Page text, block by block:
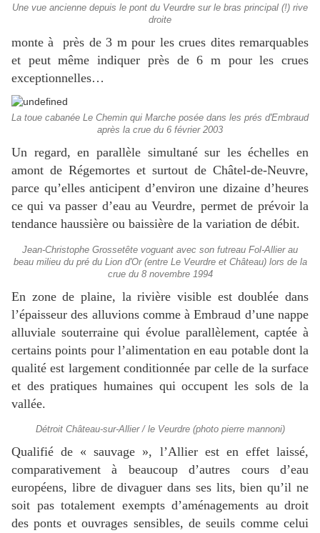
Une vue ancienne depuis le pont du Veurdre sur le bras principal (!) rive
droite
monte à près de 3 m pour les crues dites remarquables
et peut même indiquer près de 6 m pour les crues
exceptionnelles…
La toue cabanée Le Chemin qui Marche posée dans les prés d'Embraud
après la crue du 6 février 2003
Un regard, en parallèle simultané sur les échelles en
amont de Régemortes et surtout de Châtel-de-Neuvre,
parce qu’elles anticipent d’environ une dizaine d’heures
ce qui va passer d’eau au Veurdre, permet de prévoir la
tendance haussière ou baissière de la variation de débit.
Jean-Christophe Grossetête voguant avec son futreau Fol-Allier au
beau milieu du pré du Lion d'Or (entre Le Veurdre et Château) lors de la
crue du 8 novembre 1994
En zone de plaine, la rivière visible est doublée dans
l’épaisseur des alluvions comme à Embraud d’une nappe
alluviale souterraine qui évolue parallèlement, captée à
certains points pour l’alimentation en eau potable dont la
qualité est largement conditionnée par celle de la surface
et des pratiques humaines qui occupent les sols de la
vallée.
Détroit Château-sur-Allier / le Veurdre (photo pierre mannoni)
Qualifié de « sauvage », l’Allier est en effet laissé,
comparativement à beaucoup d’autres cours d’eau
européens, libre de divaguer dans ses lits, bien qu’il ne
soit pas totalement exempts d’aménagements au droit
des ponts et ouvrages sensibles, de seuils comme celui